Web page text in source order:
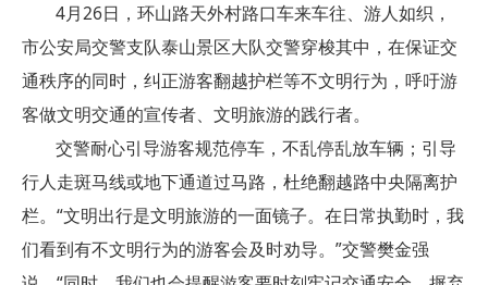
4月26日，环山路天外村路口车来车往、游人如织，
市公安局交警支队泰山景区大队交警穿梭其中，在保证交
通秩序的同时，纠正游客翻越护栏等不文明行为，呼吁游
客做文明交通的宣传者、文明旅游的践行者。
交警耐心引导游客规范停车，不乱停乱放车辆；引导
行人走斑马线或地下通道过马路，杜绝翻越路中央隔离护
栏。“文明出行是文明旅游的一面镜子。在日常执勤时，我
们看到有不文明行为的游客会及时劝导。”交警樊金强